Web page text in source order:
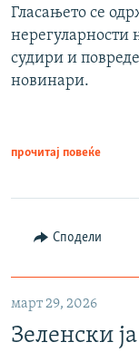
Гласањето се
нерегуларности
судири и
новинари.
прочитај повеќе
Сподели
март 29, 2026
Зеленски